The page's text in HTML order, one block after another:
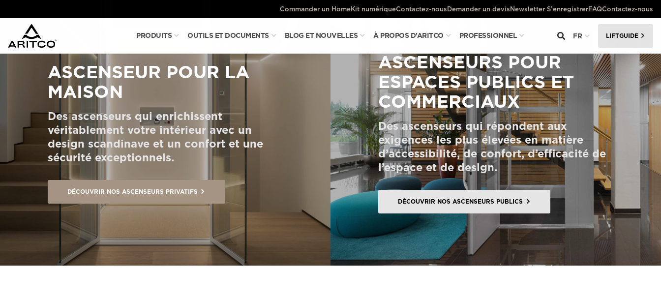
Commander un HomeKit numériqueContactez-nous Demander un devis Newsletter S’enregistrerFAQContactez-nous
PRODUITS OUTILS ET DOCUMENTS BLOG ET NOUVELLES À PROPOS D’ARITCO PROFESSIONNEL FR LIFTGUIDE
PRODUITS
OUTILS ET DOCUMENTS
BLOG ET NOUVELLES
À PROPOS D’ARITCO
PROFESSIONNEL
Commander un HomeKit numérique
Contactez-nous
ASCENSEUR POUR LA
MAISON
Des ascenseurs qui enrichissent
véritablement votre intérieur avec un
design scandinave et un confort et une
sécurité exceptionnels.
DÉCOUVRIR NOS ASCENSEURS PRIVATIFS
ASCENSEURS POUR
ESPACES PUBLICS ET
COMMERCIAUX
Des ascenseurs qui répondent aux
exigences les plus élevées en matière
d’accessibilité, de confort, d’efficacité de
l’espace et de design.
DÉCOUVRIR NOS ASCENSEURS PUBLICS